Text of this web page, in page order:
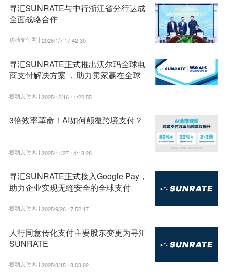
寻汇SUNRATE与中行浙江省分行达成
全面战略合作
移动支付网 | 2026/1/7 17:42:30
寻汇SUNRATE正式推出沃尔玛全球电
商支付解决方案 ，助力卖家赢在全球
移动支付网 | 2025/12/16 11:20:55
3倍效率革命！AI如何颠覆跨境支付？
移动支付网 | 2025/11/27 14:18:28
寻汇SUNRATE正式接入Google Pay，
助力企业实现无缝安全的全球支付
移动支付网 | 2025/9/26 17:52:17
人行同意传化支付主要股东变更为寻汇
SUNRATE
移动支付网 | 2025/8/15 18:08:02